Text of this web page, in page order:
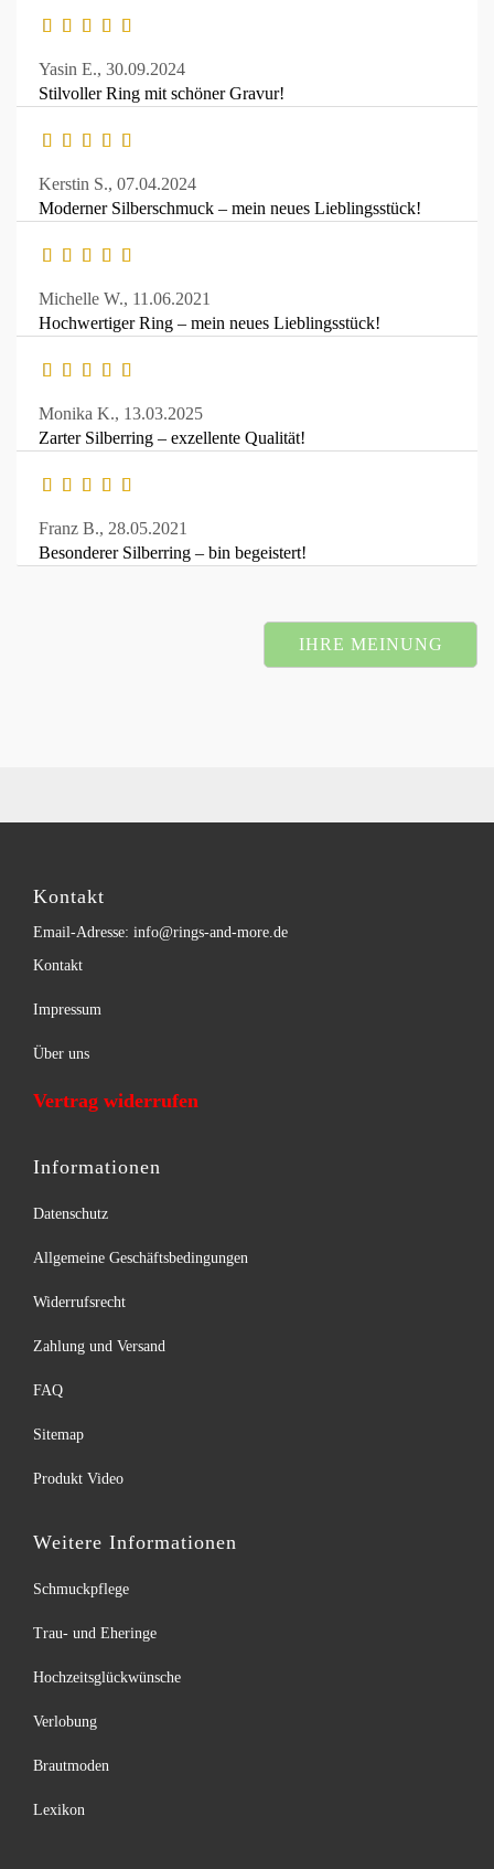
Yasin E., 30.09.2024
Stilvoller Ring mit schöner Gravur!
Kerstin S., 07.04.2024
Moderner Silberschmuck – mein neues Lieblingsstück!
Michelle W., 11.06.2021
Hochwertiger Ring – mein neues Lieblingsstück!
Monika K., 13.03.2025
Zarter Silberring – exzellente Qualität!
Franz B., 28.05.2021
Besonderer Silberring – bin begeistert!
IHRE MEINUNG
Kontakt
Email-Adresse: info@rings-and-more.de
Kontakt
Impressum
Über uns
Vertrag widerrufen
Informationen
Datenschutz
Allgemeine Geschäftsbedingungen
Widerrufsrecht
Zahlung und Versand
FAQ
Sitemap
Produkt Video
Weitere Informationen
Schmuckpflege
Trau- und Eheringe
Hochzeitsglückwünsche
Verlobung
Brautmoden
Lexikon